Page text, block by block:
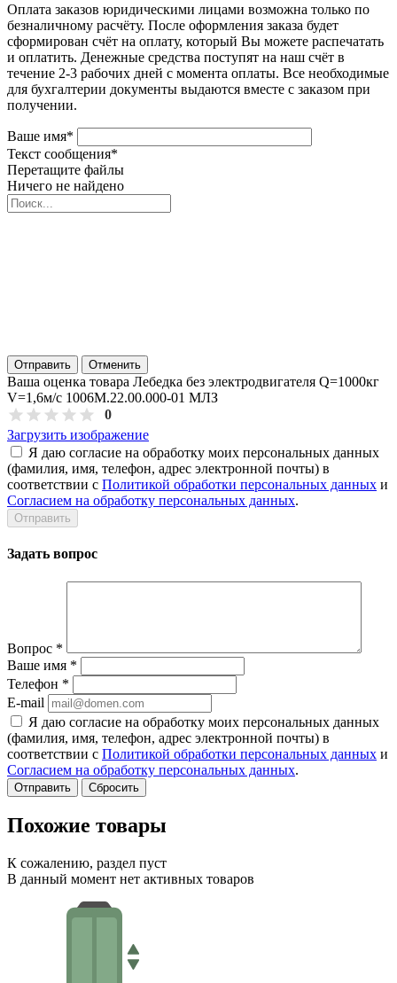
Оплата заказов юридическими лицами возможна только по
безналичному расчёту. После оформления заказа будет
сформирован счёт на оплату, который Вы можете распечатать
и оплатить. Денежные средства поступят на наш счёт в
течение 2-3 рабочих дней с момента оплаты. Все необходимые
для бухгалтерии документы выдаются вместе с заказом при
получении.
Ваше имя*
Текст сообщения*
Перетащите файлы
Ничего не найдено
Отправить Отменить
Ваша оценка товара Лебедка без электродвигателя Q=1000кг
V=1,6м/с 1006М.22.00.000-01 МЛЗ
0
Загрузить изображение
Я даю согласие на обработку моих персональных данных
(фамилия, имя, телефон, адрес электронной почты) в
соответствии с Политикой обработки персональных данных и
Согласием на обработку персональных данных.
Задать вопрос
Вопрос *
Ваше имя *
Телефон *
E-mail
Я даю согласие на обработку моих персональных данных
(фамилия, имя, телефон, адрес электронной почты) в
соответствии с Политикой обработки персональных данных и
Согласием на обработку персональных данных.
Сбросить
Похожие товары
К сожалению, раздел пуст
В данный момент нет активных товаров